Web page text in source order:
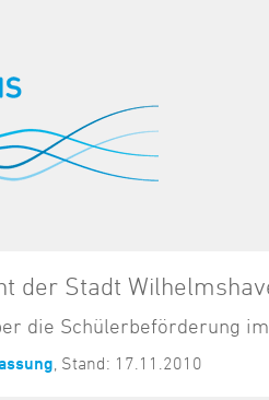
der Stadt
die Schülerbeförderung
, Stand: 17.11.2010